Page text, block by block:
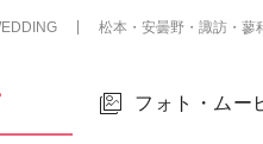
松本・安曇野・諏訪・蓼
フォト・ムー